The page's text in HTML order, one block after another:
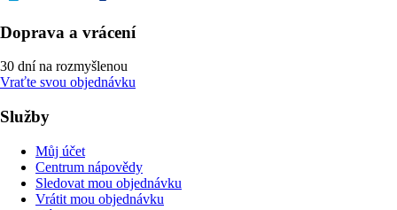
Doprava a vrácení
30 dní na rozmyšlenou
Vraťte svou objednávku
Služby
Můj účet
Centrum nápovědy
Sledovat mou objednávku
Vrátit mou objednávku